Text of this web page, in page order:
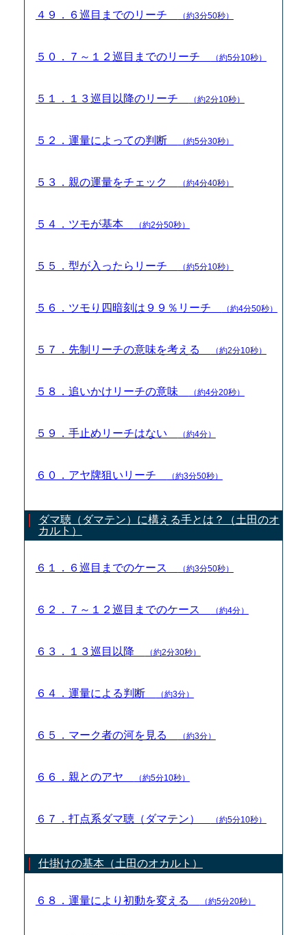
４９．６巡目までのリーチ （約3分50秒）
５０．７～１２巡目までのリーチ （約5分10秒）
５１．１３巡目以降のリーチ （約2分10秒）
５２．運量によっての判断 （約5分30秒）
５３．親の運量をチェック （約4分40秒）
５４．ツモが基本 （約2分50秒）
５５．型が入ったらリーチ （約5分10秒）
５６．ツモり四暗刻は９９％リーチ （約4分50秒）
５７．先制リーチの意味を考える （約2分10秒）
５８．追いかけリーチの意味 （約4分20秒）
５９．手止めリーチはない （約4分）
６０．アヤ牌狙いリーチ （約3分50秒）
ダマ聴（ダマテン）に構える手とは？（土田のオ
カルト）
６１．６巡目までのケース （約3分50秒）
６２．７～１２巡目までのケース （約4分）
６３．１３巡目以降 （約2分30秒）
６４．運量による判断 （約3分）
６５．マーク者の河を見る （約3分）
６６．親とのアヤ （約5分10秒）
６７．打点系ダマ聴（ダマテン） （約5分10秒）
仕掛けの基本（土田のオカルト）
６８．運量により初動を変える （約5分20秒）